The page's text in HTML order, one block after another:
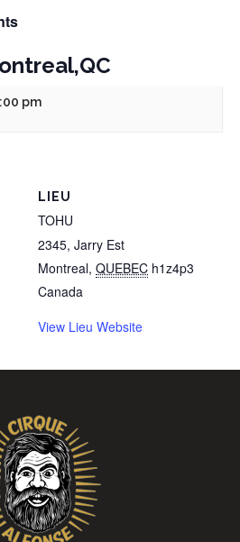
pm
LIEU
TOHU
2345, Jarry Est
Montreal, QUEBEC h1z4p3
Canada
View Lieu Website